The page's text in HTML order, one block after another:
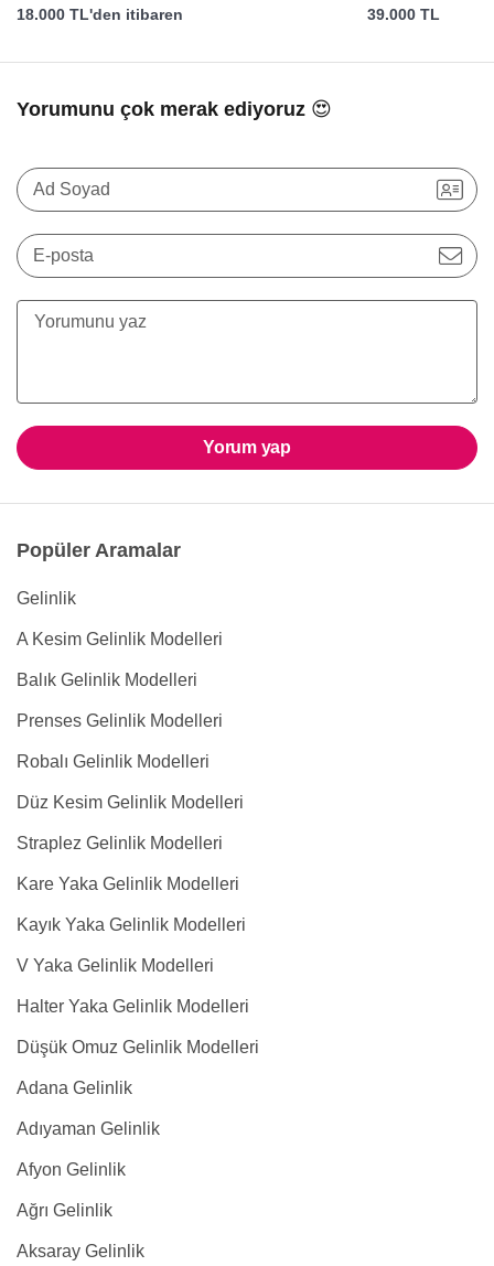
18.000 TL'den itibaren
39.000 TL
Yorumunu çok merak ediyoruz 😍
Ad Soyad
E-posta
Yorum yap
Popüler Aramalar
Gelinlik
A Kesim Gelinlik Modelleri
Balık Gelinlik Modelleri
Prenses Gelinlik Modelleri
Robalı Gelinlik Modelleri
Düz Kesim Gelinlik Modelleri
Straplez Gelinlik Modelleri
Kare Yaka Gelinlik Modelleri
Kayık Yaka Gelinlik Modelleri
V Yaka Gelinlik Modelleri
Halter Yaka Gelinlik Modelleri
Düşük Omuz Gelinlik Modelleri
Adana Gelinlik
Adıyaman Gelinlik
Afyon Gelinlik
Ağrı Gelinlik
Aksaray Gelinlik